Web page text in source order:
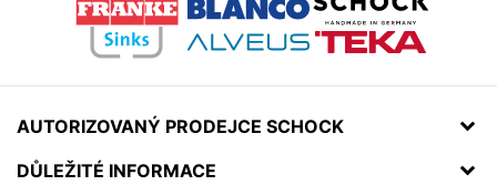
AUTORIZOVANÝ PRODEJCE SCHOCK
DŮLEŽITÉ INFORMACE